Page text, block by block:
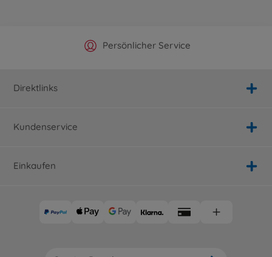
Offizieller Hersteller Shop
Persönlicher Service
Versandkostenfrei ab 25€
Schnelle Lieferung
Direktlinks
Kundenservice
Einkaufen